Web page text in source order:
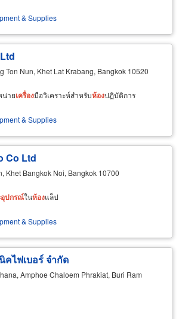
& Supplies
Ton Nun, Khet Lat Krabang, Bangkok 10520
ายเครื่องมือวิเคราะห์สำหรับห้องปฏิบัติการ
& Supplies
Co Ltd
Khet Bangkok Noi, Bangkok 10700
อุปกรณ์ในห้องแล็ป
& Supplies
ไฟเบอร์ จำกัด
Amphoe Chaloem Phrakiat, Buri Ram